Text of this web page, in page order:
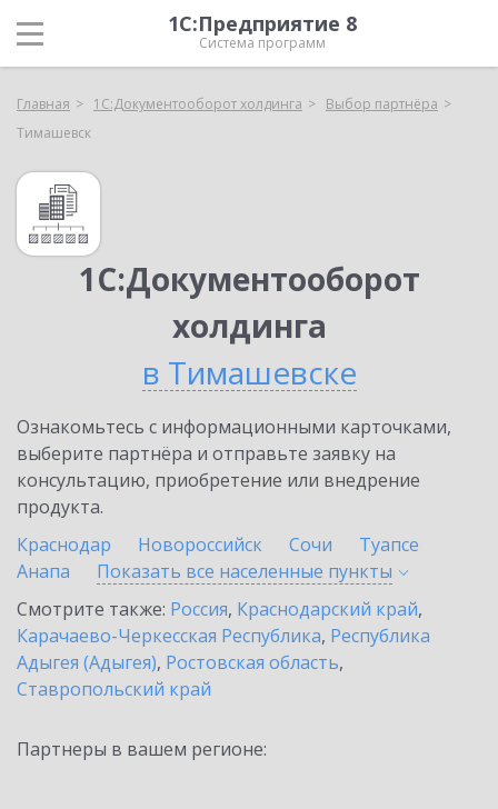
1С:Предприятие 8
Система программ
Главная 1С:Документооборот холдинга
Выбор партнёра
Тимашевск
1С:Документооборот
холдинга
в Тимашевске
Ознакомьтесь с информационными карточками,
выберите партнёра и отправьте заявку на
консультацию, приобретение или внедрение
продукта.
Краснодар
Новороссийск Сочи
Туапсе
Анапа
Показать все населенные пункты
Смотрите также: Россия, Краснодарский край,
Карачаево-Черкесская Республика, Республика
Адыгея (Адыгея), Ростовская область,
Ставропольский край
Партнеры в вашем регионе: